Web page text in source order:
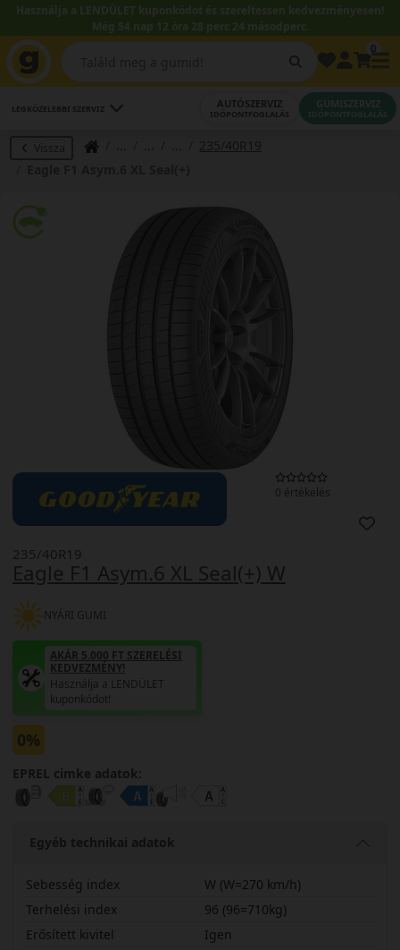
Használja a LENDÜLET kuponkódot és szereltessen kedvezményesen!
Még 54 nap 12 óra 28 perc 24 másodperc.
LEGKÖZELEBBI SZERVIZ AUTÓSZERVIZ
IDŐPONTFOGLALÁS
GUMISZERVIZ
IDŐPONTFOGLALÁS
Vissza
235/40R19
0 értékelés
Eagle F1 Asym.6 XL Seal(+) W
235/40R19
NYÁRI GUMI
AKÁR 5.000 FT SZERELÉSI
KEDVEZMÉNY!
Használja a LENDÜLET
kuponkódot!
0%
EPREL cimke adatok:
Egyéb technikai adatok
Sebesség index
W (W=270 km/h)
Terhelési index
96 (96=710kg)
Erősített kivitel
Igen